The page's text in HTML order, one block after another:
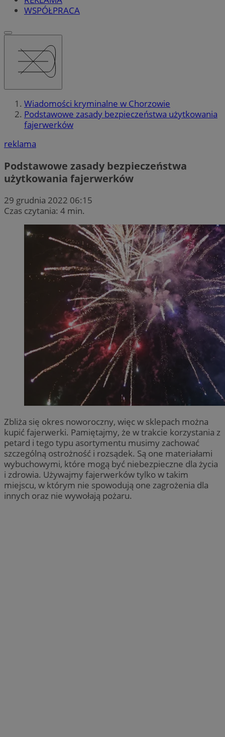
WSPÓŁPRACA
Wiadomości kryminalne w Chorzowie
Podstawowe zasady bezpieczeństwa użytkowania
fajerwerków
reklama
Podstawowe zasady bezpieczeństwa
użytkowania fajerwerków
29 grudnia 2022 06:15
Czas czytania: 4 min.
Zbliża się okres noworoczny, więc w sklepach można
kupić fajerwerki. Pamiętajmy, że w trakcie korzystania z
petard i tego typu asortymentu musimy zachować
szczególną ostrożność i rozsądek. Są one materiałami
wybuchowymi, które mogą być niebezpieczne dla życia
i zdrowia. Używajmy fajerwerków tylko w takim
miejscu, w którym nie spowodują one zagrożenia dla
innych oraz nie wywołają pożaru.